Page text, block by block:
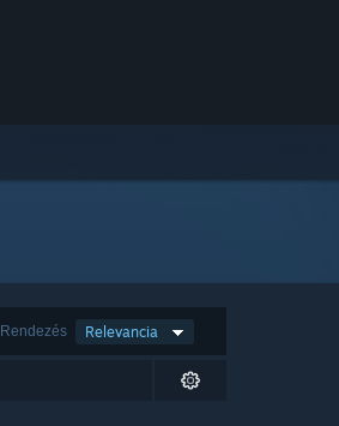
Rendezés Relevancia